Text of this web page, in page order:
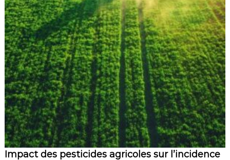
Impact des pesticides agricoles sur l’incidence